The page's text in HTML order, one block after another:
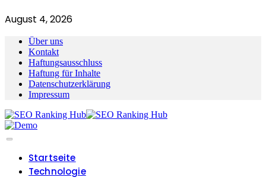
August 4, 2026
Über uns
Kontakt
Haftungsausschluss
Haftung für Inhalte
Datenschutzerklärung
Impressum
Startseite
Technologie